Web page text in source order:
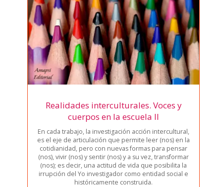
Realidades interculturales. Voces y
cuerpos en la escuela II
En cada tra­ba­jo, la inves­ti­ga­ción acción inter­cul­tu­ral,
es el eje de arti­cu­la­ción que per­mi­te leer (nos) en la
coti­dia­ni­dad, pero con nue­vas for­mas para pen­sar
(nos), vivir (nos) y sen­tir (nos) y a su vez, trans­for­mar
(nos); es decir, una acti­tud de vida que posi­bi­li­ta la
irrup­ción del Yo inves­ti­ga­dor como enti­dad social e
his­tó­ri­ca­men­te cons­trui­da.